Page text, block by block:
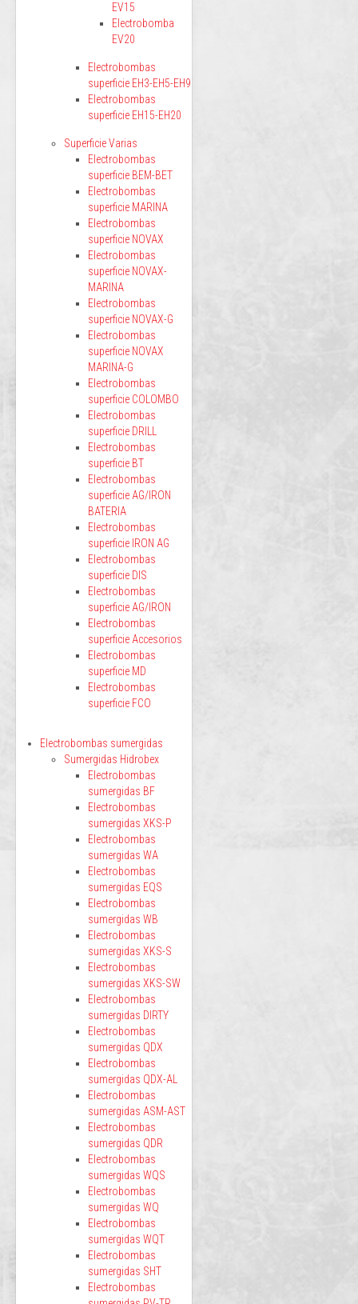
EV15
Electrobomba
EV20
Electrobombas
superficie EH3-EH5-EH9
Electrobombas
superficie EH15-EH20
Superficie Varias
Electrobombas
superficie BEM-BET
Electrobombas
superficie MARINA
Electrobombas
superficie NOVAX
Electrobombas
superficie NOVAX-
MARINA
Electrobombas
superficie NOVAX-G
Electrobombas
superficie NOVAX
MARINA-G
Electrobombas
superficie COLOMBO
Electrobombas
superficie DRILL
Electrobombas
superficie BT
Electrobombas
superficie AG/IRON
BATERIA
Electrobombas
superficie IRON AG
Electrobombas
superficie DIS
Electrobombas
superficie AG/IRON
Electrobombas
superficie Accesorios
Electrobombas
superficie MD
Electrobombas
superficie FCO
Electrobombas sumergidas
Sumergidas Hidrobex
Electrobombas
sumergidas BF
Electrobombas
sumergidas XKS-P
Electrobombas
sumergidas WA
Electrobombas
sumergidas EQS
Electrobombas
sumergidas WB
Electrobombas
sumergidas XKS-S
Electrobombas
sumergidas XKS-SW
Electrobombas
sumergidas DIRTY
Electrobombas
sumergidas QDX
Electrobombas
sumergidas QDX-AL
Electrobombas
sumergidas ASM-AST
Electrobombas
sumergidas QDR
Electrobombas
sumergidas WQS
Electrobombas
sumergidas WQ
Electrobombas
sumergidas WQT
Electrobombas
sumergidas SHT
Electrobombas